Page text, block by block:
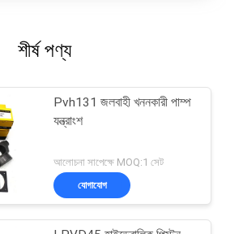
শীর্ষ পণ্য
Pvh131 জলবাহী খননকারী পাম্প
যন্ত্রাংশ
আলোচনা সাপেক্ষে MOQ:1 সেট
যোগাযোগ